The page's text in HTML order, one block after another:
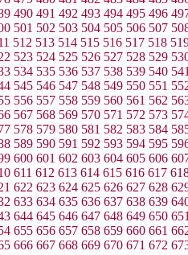
490 491 492 493 494 495 496
501 502 503 504 505 506 507
512 513 514 515 516 517 518
523 524 525 526 527 528 529
534 535 536 537 538 539 540
545 546 547 548 549 550 551
556 557 558 559 560 561 562
567 568 569 570 571 572 573
578 579 580 581 582 583 584
589 590 591 592 593 594 595
600 601 602 603 604 605 606
611 612 613 614 615 616 617
622 623 624 625 626 627 628
633 634 635 636 637 638 639
644 645 646 647 648 649 650
655 656 657 658 659 660 661
666 667 668 669 670 671 672